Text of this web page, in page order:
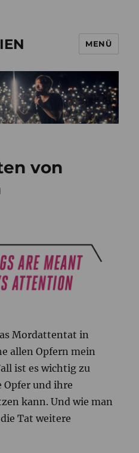
MENÜ
von
Mordattentat in
allen Opfern mein
ist es wichtig zu
Opfer und ihre
kann. Und wie man
Tat weitere